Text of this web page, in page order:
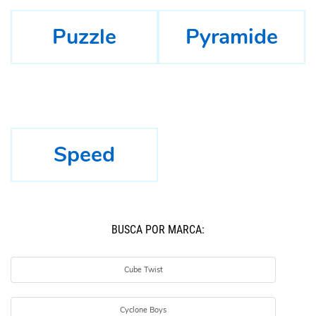
Puzzle Pyramide
Speed
BUSCÁ POR MARCA:
Cube Twist
Cyclone Boys